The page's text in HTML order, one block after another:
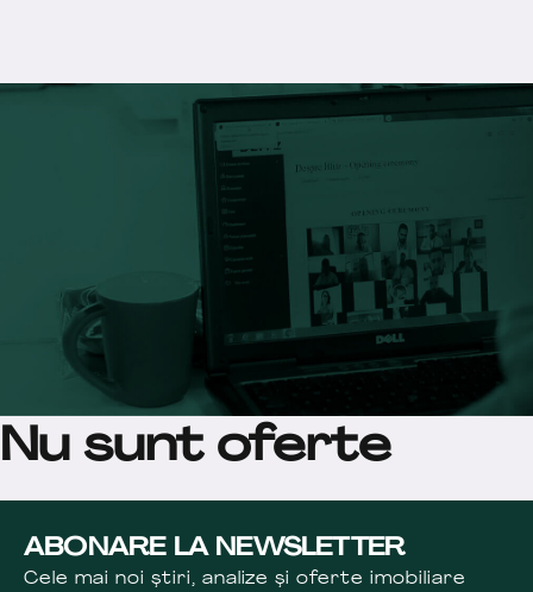
Nu sunt oferte
ABONARE LA NEWSLETTER
Cele mai noi știri, analize și oferte imobiliare